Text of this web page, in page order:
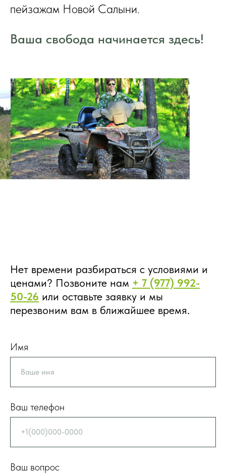
пейзажам Новой Салыни.
Ваша свобода начинается здесь!
Нет времени разбираться с условиями и
ценами? Позвоните нам + 7 (977) 992-
50-26 или оставьте заявку и мы
перезвоним вам в ближайшее время.
Имя
Ваш телефон
Ваш вопрос